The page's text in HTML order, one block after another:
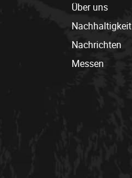
Über uns
Nachhaltigkeit
Nachrichten
Messen